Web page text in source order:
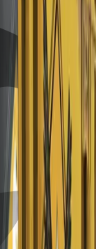
исполнилось